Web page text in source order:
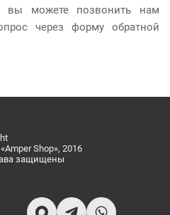
вы можете позвонить нам
через форму обратной
Shop», 2016
защищены